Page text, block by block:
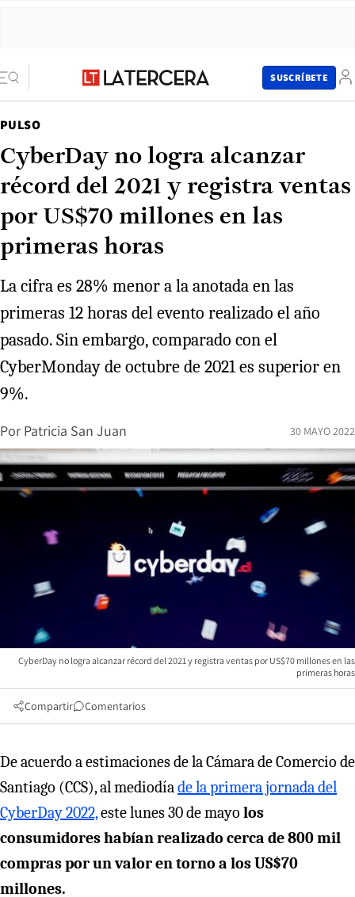
SUSCRÍBETE
PULSO
CyberDay no logra alcanzar
récord del 2021 y registra ventas
por US$70 millones en las
primeras horas
La cifra es 28% menor a la anotada en las
primeras 12 horas del evento realizado el año
pasado. Sin embargo, comparado con el
CyberMonday de octubre de 2021 es superior en
9%.
Por Patricia San Juan 30 MAYO 2022
CyberDay no logra alcanzar récord del 2021 y registra ventas por US$70 millones en las
primeras horas
Compartir Comentarios
De acuerdo a estimaciones de la Cámara de Comercio de
Santiago (CCS), al mediodíade la primera jornada del
CyberDay 2022,este lunes 30 de mayo los
consumidores habían realizado cerca de 800 mil
compras por un valor en torno a los US$70
millones.